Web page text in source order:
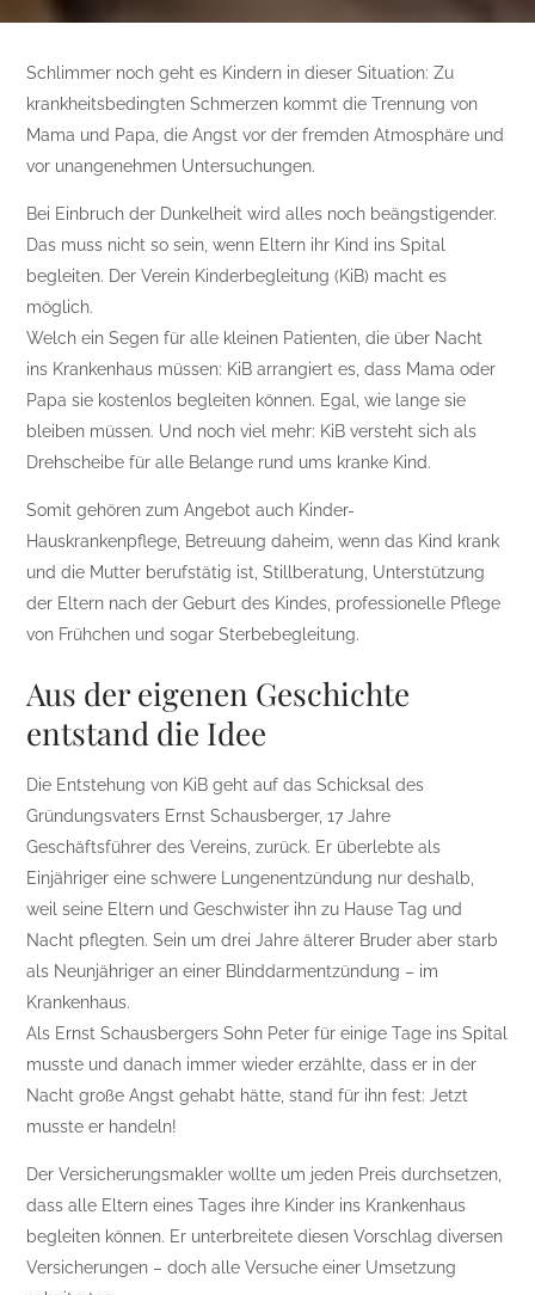
Schlimmer noch geht es Kindern in dieser Situation: Zu
krankheitsbedingten Schmerzen kommt die Trennung von
Mama und Papa, die Angst vor der fremden Atmosphäre und
vor unangenehmen Untersuchungen.
Bei Einbruch der Dunkelheit wird alles noch beängstigender.
Das muss nicht so sein, wenn Eltern ihr Kind ins Spital
begleiten. Der Verein Kinderbegleitung (KiB) macht es
möglich.
Welch ein Segen für alle kleinen Patienten, die über Nacht
ins Krankenhaus müssen: KiB arrangiert es, dass Mama oder
Papa sie kostenlos begleiten können. Egal, wie lange sie
bleiben müssen. Und noch viel mehr: KiB versteht sich als
Drehscheibe für alle Belange rund ums kranke Kind.
Somit gehören zum Angebot auch Kinder-
Hauskrankenpflege, Betreuung daheim, wenn das Kind krank
und die Mutter berufstätig ist, Stillberatung, Unterstützung
der Eltern nach der Geburt des Kindes, professionelle Pflege
von Frühchen und sogar Sterbebegleitung.
Aus der eigenen Geschichte
entstand die Idee
Die Entstehung von KiB geht auf das Schicksal des
Gründungsvaters Ernst Schausberger, 17 Jahre
Geschäftsführer des Vereins, zurück. Er überlebte als
Einjähriger eine schwere Lungenentzündung nur deshalb,
weil seine Eltern und Geschwister ihn zu Hause Tag und
Nacht pflegten. Sein um drei Jahre älterer Bruder aber starb
als Neunjähriger an einer Blinddarmentzündung – im
Krankenhaus.
Als Ernst Schausbergers Sohn Peter für einige Tage ins Spital
musste und danach immer wieder erzählte, dass er in der
Nacht große Angst gehabt hätte, stand für ihn fest: Jetzt
musste er handeln!
Der Versicherungsmakler wollte um jeden Preis durchsetzen,
dass alle Eltern eines Tages ihre Kinder ins Krankenhaus
begleiten können. Er unterbreitete diesen Vorschlag diversen
Versicherungen – doch alle Versuche einer Umsetzung